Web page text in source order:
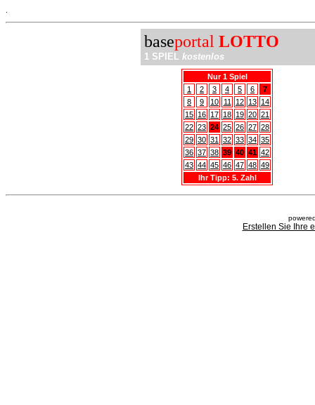
baseportal LOTTO
1 SPIEL kostenlos
Nur 1 Spiel
1
2 3 4 5 6
7
8
9 10 11 12 13 14
15 16 17 18 19 20 21
22 23 24 25 26 27 28
29 30 31 32 33 34 35
36 37 38 39 40 41 42
43 44 45 46 47 48 49
Ihr Tipp: 5. Zahl
Erstellen Sie Ihre